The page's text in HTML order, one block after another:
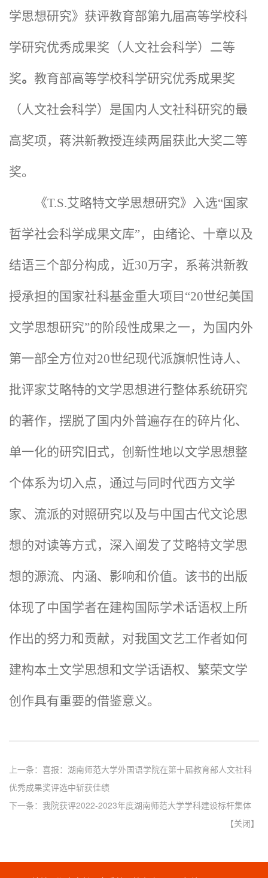
学思想研究》获评教育部第九届高等学校科
学研究优秀成果奖（人文社会科学）二等
奖。 教育部高等学校科学研究优秀成果奖
（人文社会科学）是国内人文社科研究的最
高奖项，蒋洪新教授连续两届获此大奖二等
奖。
《T.S.艾略特文学思想研究》入选“国家
哲学社会科学成果文库”，由绪论、十章以及
结语三个部分构成，近30万字，系蒋洪新教
授承担的国家社科基金重大项目“20世纪美国
文学思想研究”的阶段性成果之一，为国内外
第一部全方位对20世纪现代派旗帜性诗人、
批评家艾略特的文学思想进行整体系统研究
的著作，摆脱了国内外普遍存在的碎片化、
单一化的研究旧式，创新性地以文学思想整
个体系为切入点，通过与同时代西方文学
家、流派的对照研究以及与中国古代文论思
想的对读等方式，深入阐发了艾略特文学思
想的源流、内涵、影响和价值。该书的出版
体现了中国学者在建构国际学术话语权上所
作出的努力和贡献，对我国文艺工作者如何
建构本土文学思想和文学话语权、繁荣文学
创作具有重要的借鉴意义。
上一条： 喜报：湖南师范大学外国语学院在第十届教育部人文社科
优秀成果奖评选中斩获佳绩
下一条： 我院获评2022-2023年度湖南师范大学学科建设标杆集体
【关闭】